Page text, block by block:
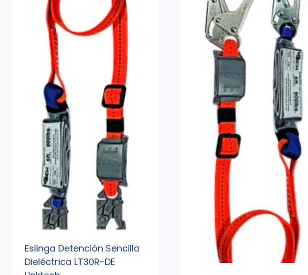
Eslinga Detención Sencilla
Dieléctrica LT30R-DE